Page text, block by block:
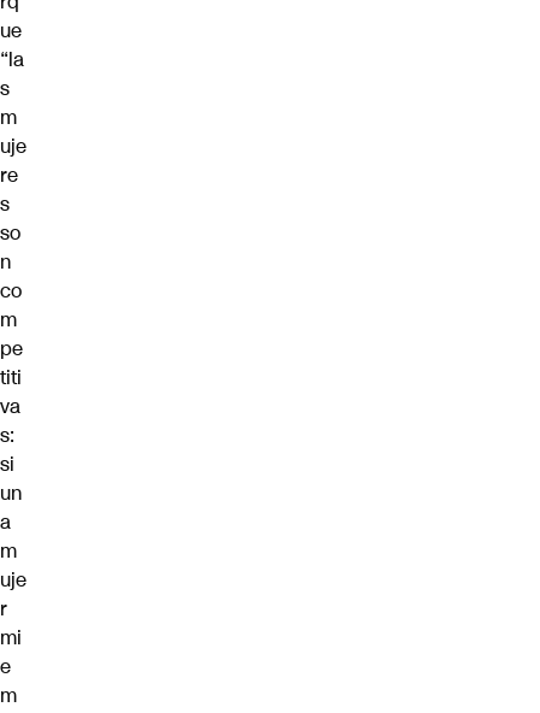
ue
“la
s
m
uje
re
s
so
n
co
m
pe
titi
va
s:
si
un
a
m
uje
r
mi
e
m